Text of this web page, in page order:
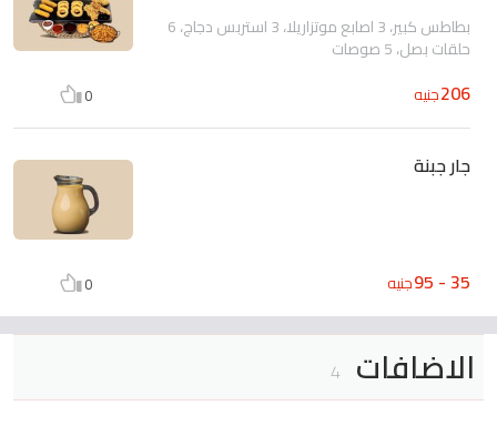
بطاطس كبير، 3 اصابع موتزاريلا، 3 استربس دجاج، 6
حلقات بصل، 5 صوصات
206جنيه 0
جار جبنة
35 - 95 جنيه 0
الاضافات 4